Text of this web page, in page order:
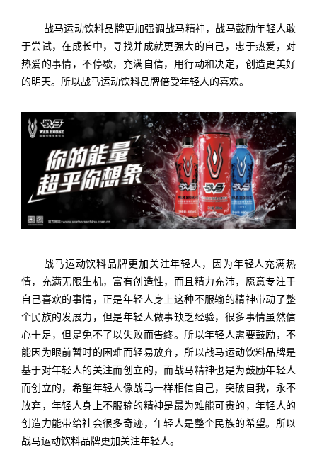
战马运动饮料品牌更加强调战马精神，战马鼓励年轻人敢
于尝试，在成长中，寻找并成就更强大的自己，忠于热爱，对
热爱的事情，不停歇，充满自信，用行动和决定，创造更美好
的明天。所以战马运动饮料品牌倍受年轻人的喜欢。
战马运动饮料品牌更加关注年轻人，因为年轻人充满热
情，充满无限生机，富有创造性，而且精力充沛，愿意专注于
自己喜欢的事情，正是年轻人身上这种不服输的精神带动了整
个民族的发展力，但是年轻人做事缺乏经验，很多事情虽然信
心十足，但是免不了以失败而告终。所以年轻人需要鼓励，不
能因为眼前暂时的困难而轻易放弃，所以战马运动饮料品牌是
基于对年轻人的关注而创立的，而战马精神也是为鼓励年轻人
而创立的，希望年轻人像战马一样相信自己，突破自我，永不
放弃，年轻人身上不服输的精神是最为难能可贵的，年轻人的
创造力能带给社会很多奇迹，年轻人是整个民族的希望。所以
战马运动饮料品牌更加关注年轻人。